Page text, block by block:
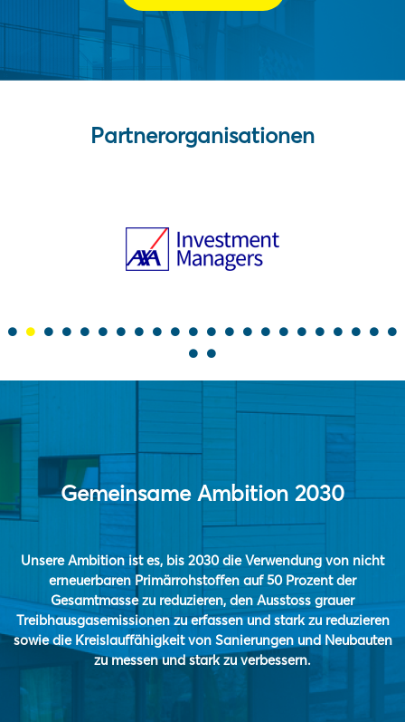
Partnerorganisationen
Gemeinsame Ambition 2030
Unsere Ambition ist es, bis 2030 die Verwendung von nicht
erneuerbaren Primärrohstoffen auf 50 Prozent der
Gesamtmasse zu reduzieren, den Ausstoss grauer
Treibhausgasemissionen zu erfassen und stark zu reduzieren
sowie die Kreislauffähigkeit von Sanierungen und Neubauten
zu messen und stark zu verbessern.